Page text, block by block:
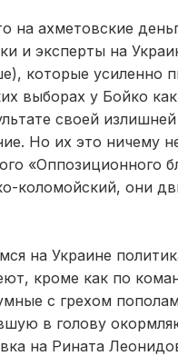
на ахметовские
и эксперты на
которые усиленно
выборах у Бойко
своей
Но их это ничему
«Оппозиционного
коломойский, они
на Украине
кроме как по
с грехом
в голову
на Рината